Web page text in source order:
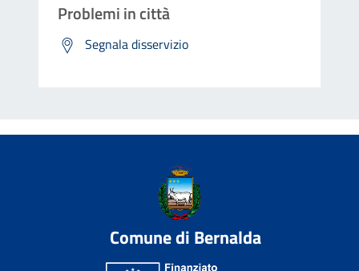
Problemi in città
Segnala disservizio
Comune di Bernalda